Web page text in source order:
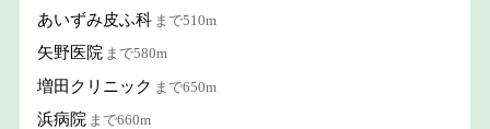
あいずみ皮ふ科 まで510m
矢野医院 まで580m
増田クリニック まで650m
浜病院 まで660m